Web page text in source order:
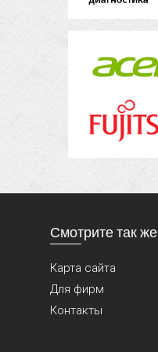
Смотрите так же
Карта сайта
Для фирм
Контакты